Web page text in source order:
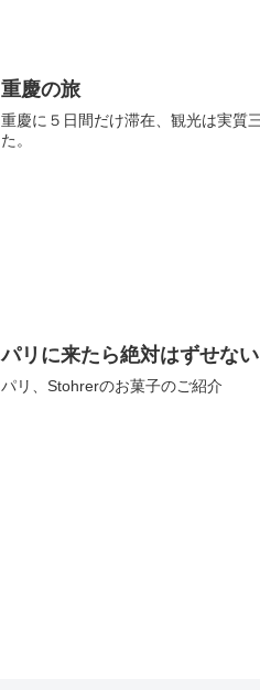
重慶の旅
重慶に５日間だけ滞在、観光は実質
た。
パリに来たら絶対はずせな
パリ、Stohrerのお菓子のご紹介